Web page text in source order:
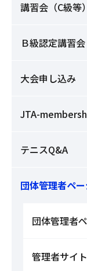
講習会（C級等）
Ｂ級認定講習会
大会申し込み
JTA-
テニスQ&A
団体管理者ペ
団体管理者
管理者サイ